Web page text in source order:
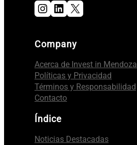
Instagram LinkedIn X
Company
Acerca de Invest in Mendoza
Políticas y Privacidad
Términos y Responsabilidad
Contacto
Índice
Noticias Destacadas